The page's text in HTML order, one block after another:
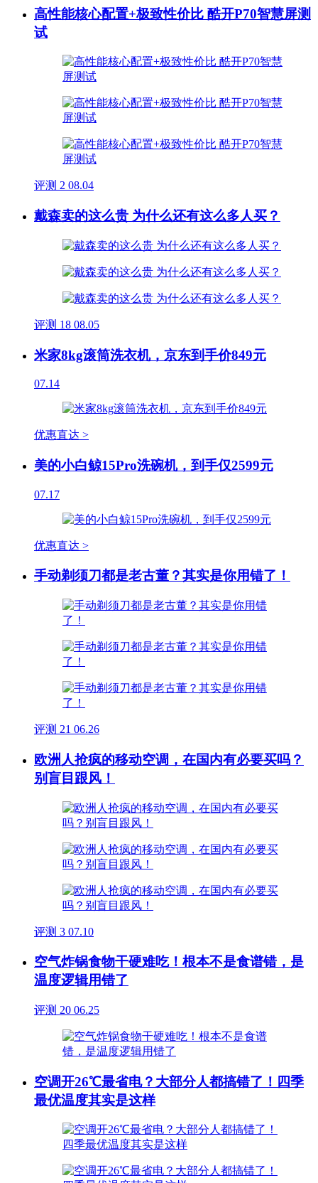
高性能核心配置+极致性价比 酷开P70智慧屏测
试
评测 2 08.04
戴森卖的这么贵 为什么还有这么多人买？
评测 18 08.05
米家8kg滚筒洗衣机，京东到手价849元
07.14
优惠直达 >
美的小白鲸15Pro洗碗机，到手仅2599元
07.17
优惠直达 >
手动剃须刀都是老古董？其实是你用错了！
评测 21 06.26
欧洲人抢疯的移动空调，在国内有必要买吗？
别盲目跟风！
评测 3 07.10
空气炸锅食物干硬难吃！根本不是食谱错，是
温度逻辑用错了
评测 20 06.25
空调开26℃最省电？大部分人都搞错了！四季
最优温度其实是这样